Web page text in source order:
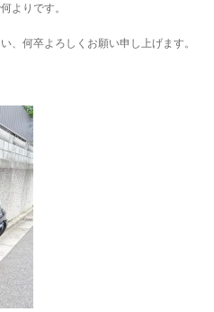
よりです。
、何卒よろしくお願い申し上げます。